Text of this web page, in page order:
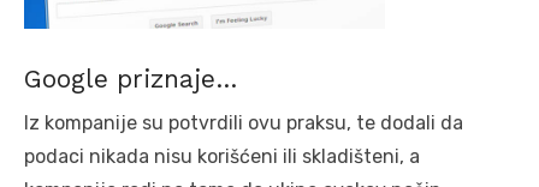
Google priznaje…
Iz kompanije su potvrdili ovu praksu, te dodali da
podaci nikada nisu korišćeni ili skladišteni, a